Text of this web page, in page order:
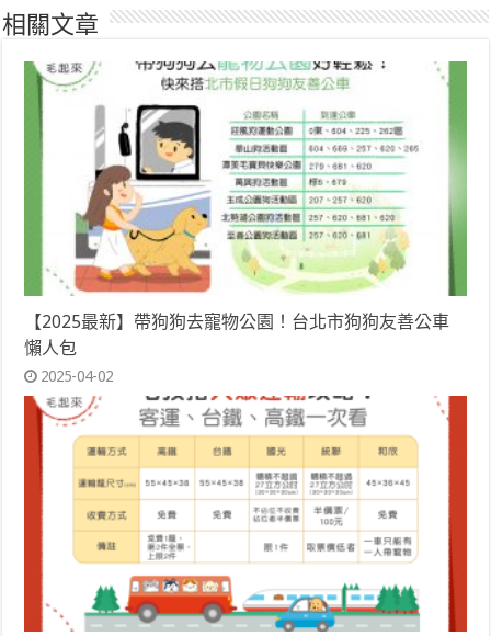
相關文章
【2025最新】帶狗狗去寵物公園！台北市狗狗友善公車
懶人包
2025-04-02